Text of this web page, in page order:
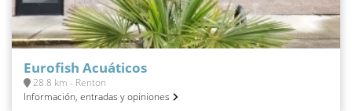
Eurofish Acuáticos
28.8 km - Renton
Información, entradas y opiniones